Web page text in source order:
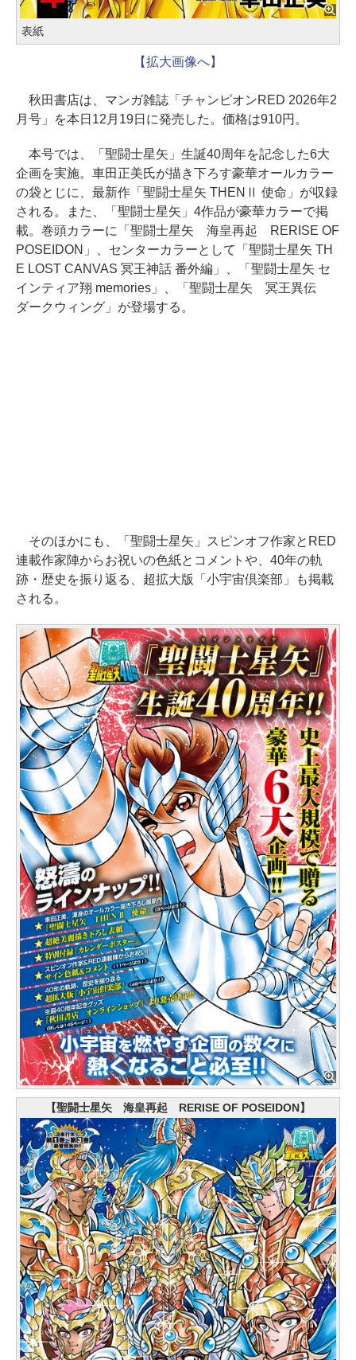
表紙
【拡大画像へ】
秋田書店は、マンガ雑誌「チャンピオンRED 2026年2
月号」を本日12月19日に発売した。価格は910円。
本号では、「聖闘士星矢」生誕40周年を記念した6大
企画を実施。車田正美氏が描き下ろす豪華オールカラー
の袋とじに、最新作「聖闘士星矢 THENⅡ 使命」が収録
される。また、「聖闘士星矢」4作品が豪華カラーで掲
載。巻頭カラーに「聖闘士星矢 海皇再起 RERISE OF
POSEIDON」、センターカラーとして「聖闘士星矢 TH
E LOST CANVAS 冥王神話 番外編」、「聖闘士星矢 セ
インティア翔 memories」、「聖闘士星矢 冥王異伝
ダークウィング」が登場する。
そのほかにも、「聖闘士星矢」スピンオフ作家とRED
連載作家陣からお祝いの色紙とコメントや、40年の軌
跡・歴史を振り返る、超拡大版「小宇宙倶楽部」も掲載
される。
【聖闘士星矢 海皇再起 RERISE OF POSEIDON】